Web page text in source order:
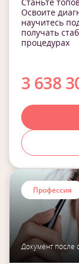
Освоите
научитесь
получать
процедурах
3 638
Профессия
Документ после